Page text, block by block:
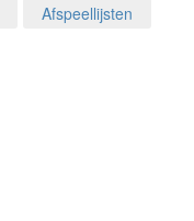
Afspeellijsten